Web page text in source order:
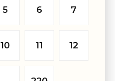
5 6 7
10 11 12